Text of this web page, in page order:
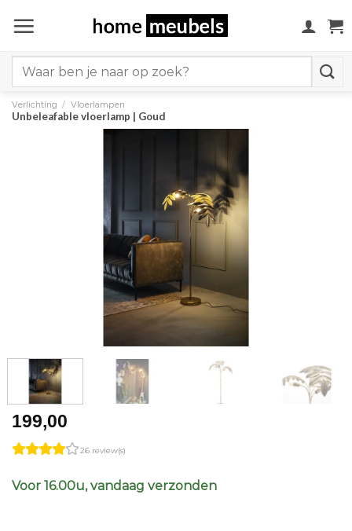
naar
for:
Verlichting / Vloerlampen
Unbeleafable vloerlamp | Goud
199,00
26 review(s)
Voor 16.00u, vandaag verzonden